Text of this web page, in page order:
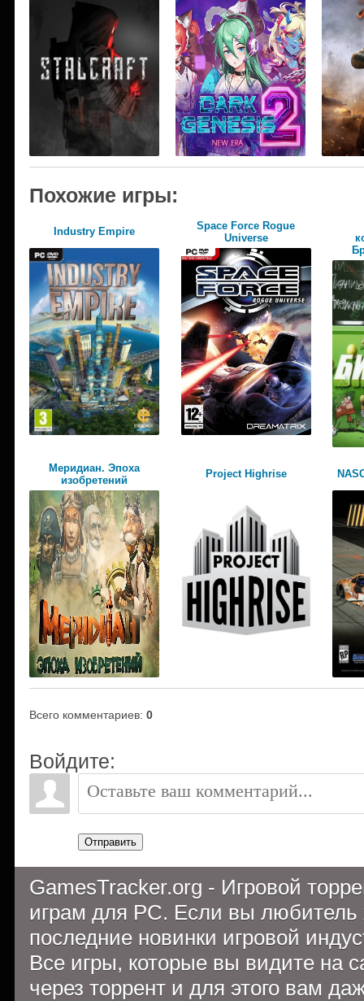
Похожие игры:
Industry Empire
Space Force Rogue
Universe
Меридиан. Эпоха
изобретений
Project Highrise
Всего комментариев: 0
Войдите:
Отправить
GamesTracker.org - Игровой
играм для PC. Если вы
последние новинки игровой
Все игры, которые вы видите на
через торрент и для этого вам